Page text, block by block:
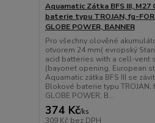
Aquamatic Zátka BFS III, M27
baterie typu TROJAN, fg-
GLOBE POWER, BANNER
Pro všechny olověné
otvorem 24 mm( evropský
acid batteries with a cell-vent
(bayonet opening, European
Aquamatic zátka BFS III se
Blokové baterie typu TROJAN,
GLOBE POWER, B...
374 Kč/ks
309 Kč bez DPH